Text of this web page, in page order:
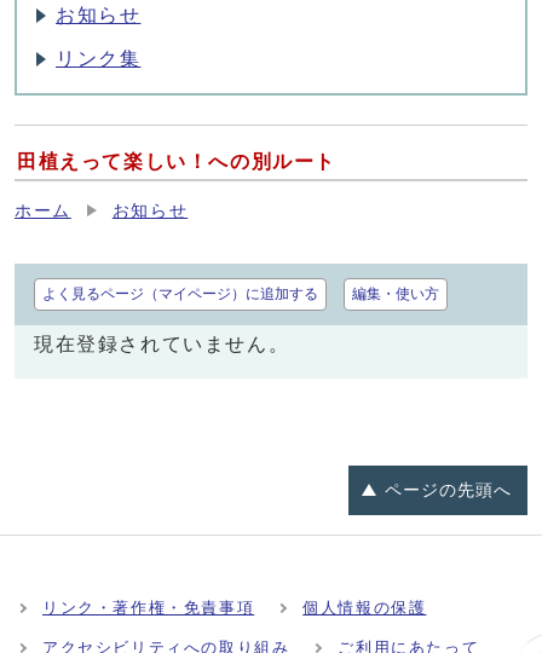
お知らせ
リンク集
田植えって楽しい！への別ルート
ホーム お知らせ
よく見るページ（マイページ）に追加する 編集・使い方
現在登録されていません。
ページの先頭へ
リンク・著作権・免責事項 個人情報の保護
アクセシビリティへの取り組み ご利用にあたって